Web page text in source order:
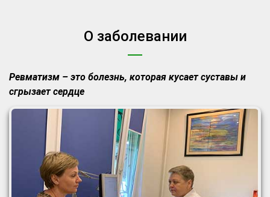
О заболевании
Ревматизм – это болезнь, которая кусает суставы и
сгрызает сердце